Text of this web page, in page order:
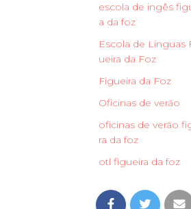
escola de ingês
a da foz
Escola de Línguas
ueira da Foz
Figueira da Foz
Oficinas de verão
oficinas de verão
ra da foz
otl figueira da foz